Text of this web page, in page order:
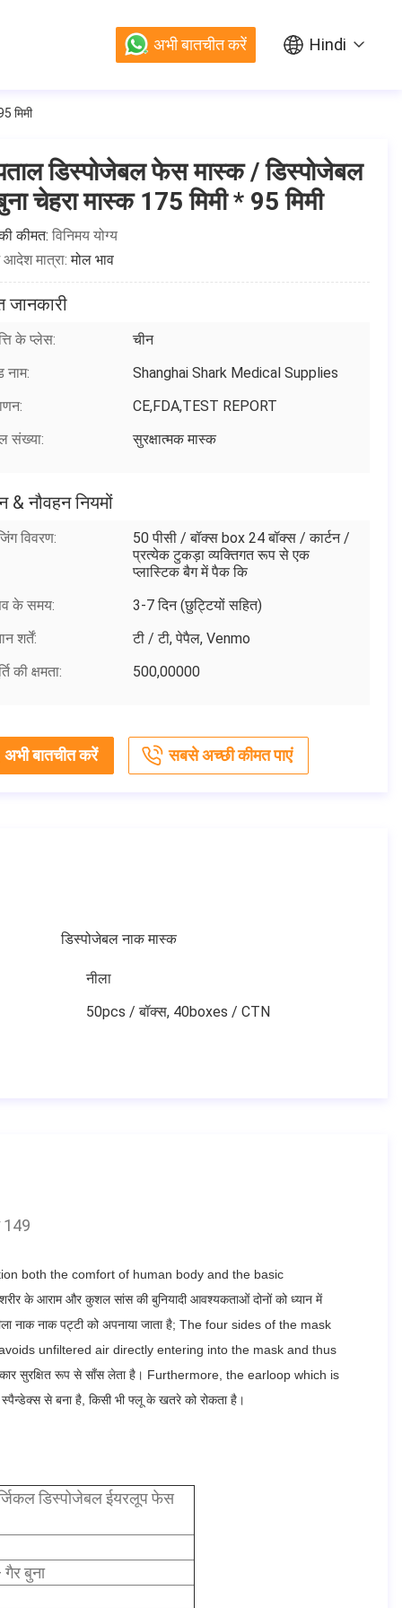
Hindi
अभी बातचीत करें
मिमी
डिस्पोजेबल फेस मास्क / डिस्पोजेबल
चेहरा मास्क 175 मिमी * 95 मिमी
कीमत: विनिमय योग्य
आदेश मात्रा:मोल भाव
जानकारी
के प्लेस:
चीन
नाम:
Shanghai Shark Medical Supplies
CE,FDA,TEST REPORT
संख्या:
सुरक्षात्मक मास्क
& नौवहन नियमों
विवरण:
50 पीसी / बॉक्स box 24 बॉक्स / कार्टन /
प्रत्येक टुकड़ा व्यक्तिगत रूप से एक
प्लास्टिक बैग में पैक कि
के समय:
3-7 दिन (छुट्टियों सहित)
शर्तें:
टी / टी, पेपैल, Venmo
की क्षमता:
500,00000
अभी बातचीत करें सबसे अच्छी कीमत पाएं
डिस्पोजेबल नाक मास्क
नीला
50pcs / बॉक्स, 40boxes / CTN
149
both the comfort of human body and the basic
के आराम और कुशल सांस की बुनियादी आवश्यकताओं दोनों को ध्यान में
नाक नाक पट्टी को अपनाया जाता है; The four sides of the mask
unfiltered air directly entering into the mask and thus
सुरक्षित रूप से साँस लेता है। Furthermore, the earloop which is
से बना है, किसी भी फ्लू के खतरे को रोकता है।
डिस्पोजेबल ईयरलूप फेस
बुना